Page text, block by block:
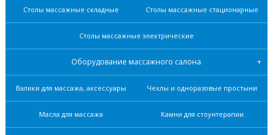
Столы массажные складные Столы массажные стационарные
Столы массажные электрические
Оборудование массажного салона
Валики для массажа, аксессуары Чехлы и одноразовые простыни
Масла для массажа Камни для стоунтерапии